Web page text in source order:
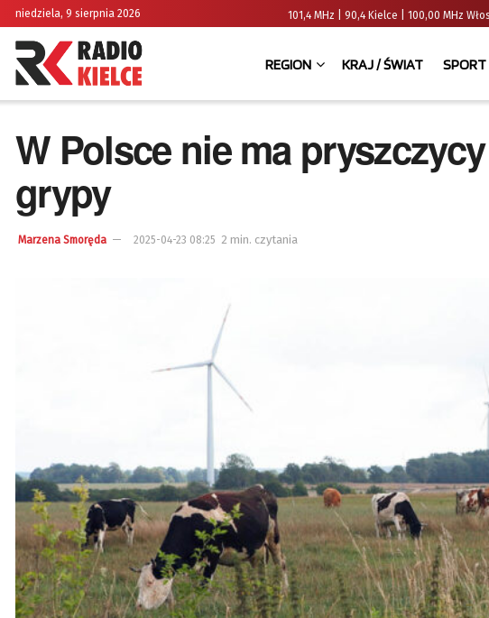
niedziela, 9 sierpnia 2026 101,4 MHz | 90,4 Kielce | 100,00 MHz
REGION KRAJ / ŚWIAT SPORT
W Polsce nie ma
grypy
Marzena Smoręda 2025-04-23 08:25 2 min. czytania